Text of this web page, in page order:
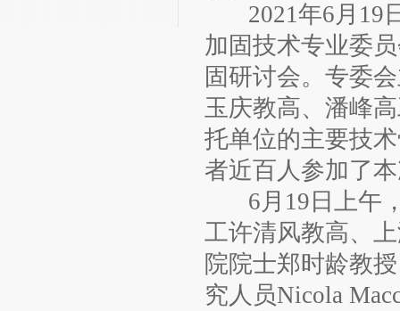
2021年6月19日
加固技术专业委
固研讨会。专委
玉庆教高、潘峰
托单位的主要技
者近百人参加了
6月19日上午，
工许清风教高、
院院士郑时龄教
究人员Nicola